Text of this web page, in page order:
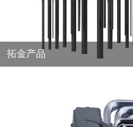
拓金产品